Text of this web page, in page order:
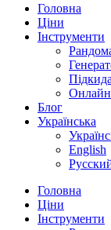
Головна
Ціни
Інструменти
Онлайн
Блог
Українська
English
Головна
Ціни
Інструменти